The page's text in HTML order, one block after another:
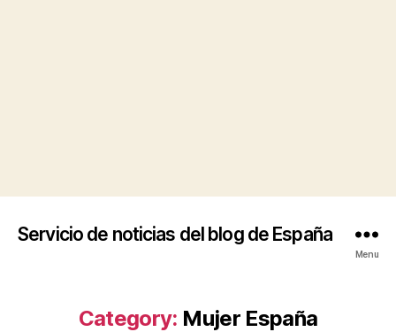
Servicio de noticias del blog de España
Menu
Category: Mujer España